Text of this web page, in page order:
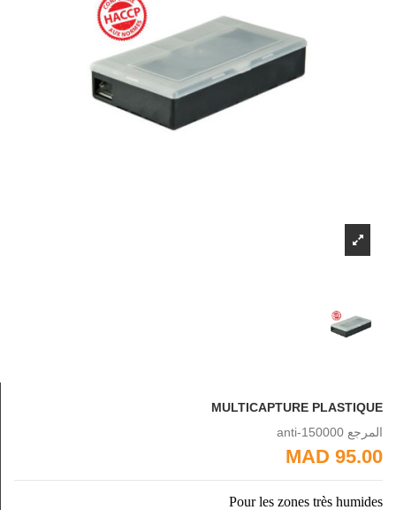
MULTICAPTURE PLASTIQUE
المرجع anti-150000
95.00 MAD
Pour les zones très humides